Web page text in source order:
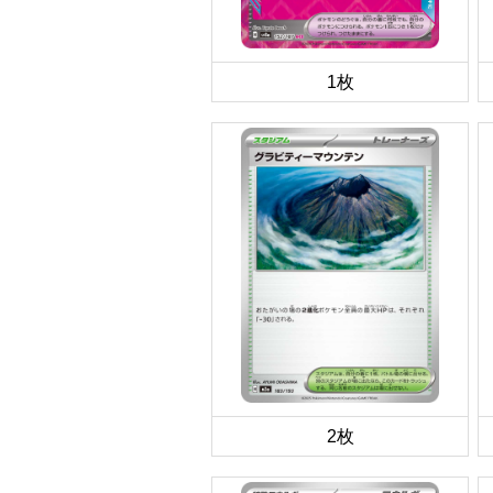
1枚
2枚